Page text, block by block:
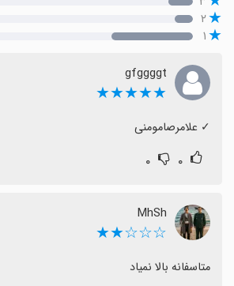
۲
۱
gfggggt
★★★★★
‏✓ علامرصامومنی
۰ ۰
MhSh
☆☆☆★★
متاسفانه بالا نمیاد